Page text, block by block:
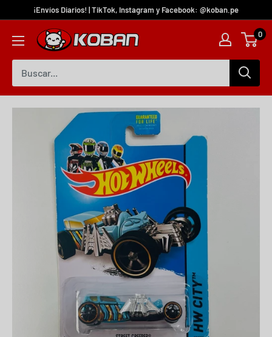
¡Envíos Diarios! | TikTok, Instagram y Facebook: @koban.pe
0